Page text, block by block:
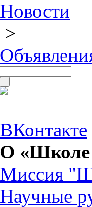
Новости
>
ВКонтакте
О «Школе
Миссия
Научные